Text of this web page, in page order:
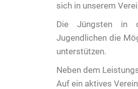
sich in unserem
Die Jüngsten in
Jugendlichen die
unterstützen.
Neben dem
Auf ein aktives